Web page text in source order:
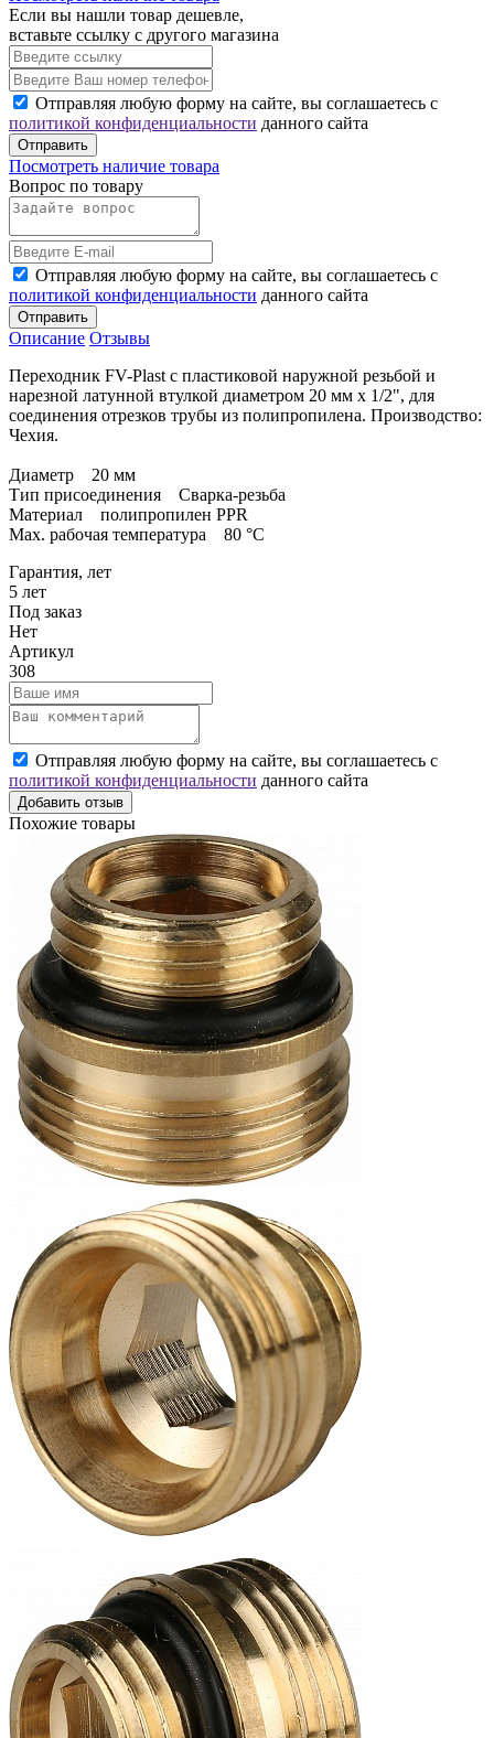
Если вы нашли товар дешевле,
вставьте ссылку с другого магазина
Отправляя любую форму на сайте, вы соглашаетесь с
политикой конфиденциальности данного сайта
Отправить
Посмотреть наличие товара
Вопрос по товару
Отправляя любую форму на сайте, вы соглашаетесь с
политикой конфиденциальности данного сайта
Отправить
Описание Отзывы
Переходник FV-Plast с пластиковой наружной резьбой и
нарезной латунной втулкой диаметром 20 мм x 1/2", для
соединения отрезков трубы из полипропилена. Производство:
Чехия.
Диаметр 20 мм
Тип присоединения Сварка-резьба
Материал полипропилен PPR
Max. рабочая температура 80 °C
Гарантия, лет
5 лет
Под заказ
Нет
Артикул
308
Отправляя любую форму на сайте, вы соглашаетесь с
политикой конфиденциальности данного сайта
Добавить отзыв
Похожие товары